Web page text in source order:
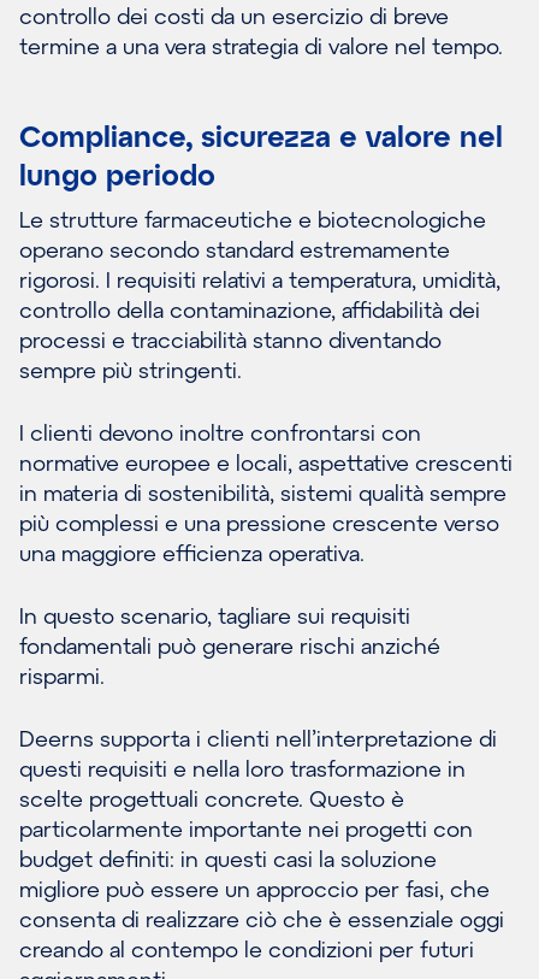
controllo dei costi da un esercizio di breve
termine a una vera strategia di valore nel tempo.
Compliance, sicurezza e valore nel
lungo periodo
Le strutture farmaceutiche e biotecnologiche
operano secondo standard estremamente
rigorosi. I requisiti relativi a temperatura, umidità,
controllo della contaminazione, affidabilità dei
processi e tracciabilità stanno diventando
sempre più stringenti.
I clienti devono inoltre confrontarsi con
normative europee e locali, aspettative crescenti
in materia di sostenibilità, sistemi qualità sempre
più complessi e una pressione crescente verso
una maggiore efficienza operativa.
In questo scenario, tagliare sui requisiti
fondamentali può generare rischi anziché
risparmi.
Deerns supporta i clienti nell’interpretazione di
questi requisiti e nella loro trasformazione in
scelte progettuali concrete. Questo è
particolarmente importante nei progetti con
budget definiti: in questi casi la soluzione
migliore può essere un approccio per fasi, che
consenta di realizzare ciò che è essenziale oggi
creando al contempo le condizioni per futuri